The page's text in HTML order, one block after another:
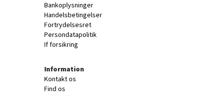
Bankoplysninger
Handelsbetingelser
Fortrydelsesret
Persondatapolitik
If forsikring
Information
Kontakt os
Find os